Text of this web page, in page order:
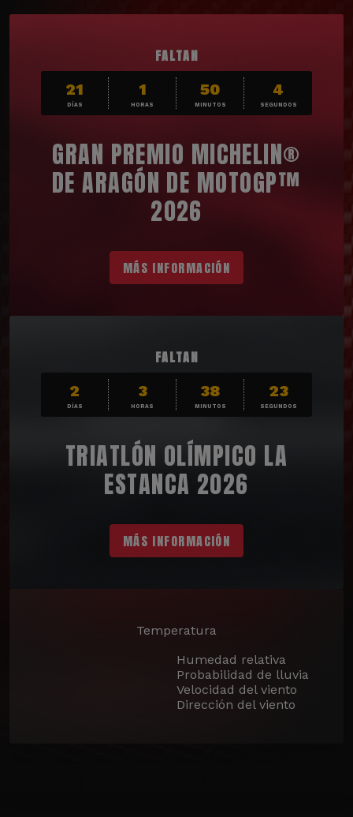
FALTAN
21
DÍAS
1
HORAS
50
MINUTOS
2
SEGUNDOS
GRAN PREMIO MICHELIN®
DE ARAGÓN DE MOTOGP™
2026
MÁS INFORMACIÓN
FALTAN
2
DÍAS
3
HORAS
38
MINUTOS
21
SEGUNDOS
TRIATLÓN OLÍMPICO LA
ESTANCA 2026
MÁS INFORMACIÓN
Temperatura
Humedad relativa
Probabilidad de lluvia
Velocidad del viento
Dirección del viento